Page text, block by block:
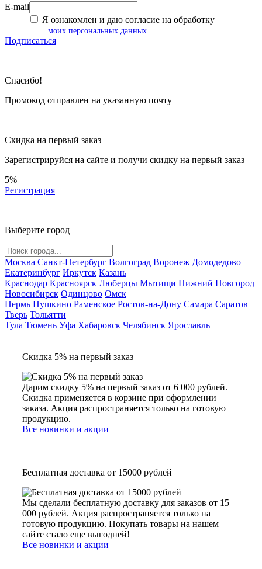
E-mail
Я ознакомлен и даю согласие на обработку
моих персональных данных
Подписаться
Спасибо!
Промокод отправлен на указанную почту
Скидка на первый заказ
Зарегистрируйся на сайте и получи скидку на первый заказ
5%
Регистрация
Выберите город
Москва Санкт-Петербург Волгоград Воронеж Домодедово
Екатеринбург Иркутск Казань
Краснодар Красноярск Люберцы Мытищи Нижний Новгород
Новосибирск Одинцово Омск
Пермь Пушкино Раменское Ростов-на-Дону Самара Саратов
Тверь Тольятти
Тула Тюмень Уфа Хабаровск Челябинск Ярославль
Скидка 5% на первый заказ
Дарим скидку 5% на первый заказ от 6 000 рублей.
Скидка применяется в корзине при оформлении
заказа. Акция распространяется только на готовую
продукцию.
Все новинки и акции
Бесплатная доставка от 15000 рублей
Мы сделали бесплатную доставку для заказов от 15
000 рублей. Акция распространяется только на
готовую продукцию. Покупать товары на нашем
сайте стало еще выгодней!
Все новинки и акции